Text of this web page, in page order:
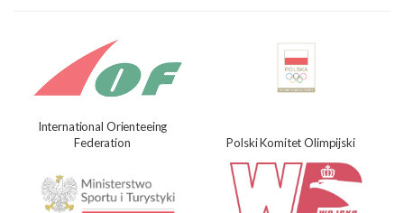
International Orienteeing
Federation
Polski Komitet Olimpijski